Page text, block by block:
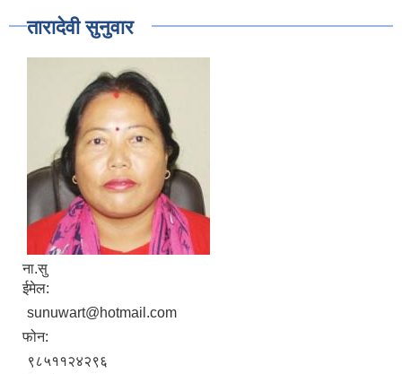
तारादेवी सुनुवार
ना.सु
ईमेल:
sunuwart@hotmail.com
फोन:
९८५११२४२९६